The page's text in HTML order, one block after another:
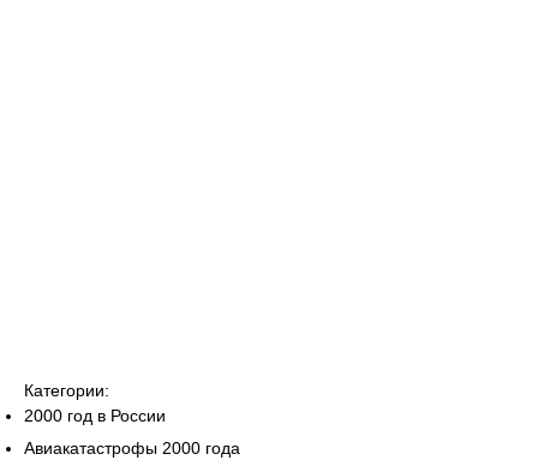
Категории:
2000 год в России
Авиакатастрофы 2000 года